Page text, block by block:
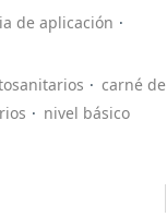
de aplicación
carné
nivel básico